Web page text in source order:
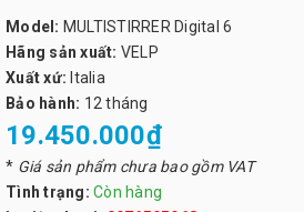
Model: MULTISTIRRER Digital 6
Hãng sản xuất: VELP
Xuất xứ: Italia
Bảo hành: 12 tháng
19.450.000₫
* Giá sản phẩm chưa bao gồm VAT
Tình trạng: Còn hàng